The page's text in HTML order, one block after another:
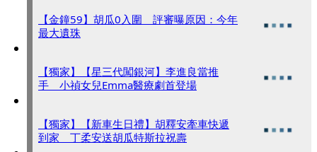
【金鐘59】胡瓜0入圍 評審曝原因：今年
最大遺珠
【獨家】【星三代闖銀河】李進良當推
手 小禎女兒Emma醫療劇首登場
【獨家】【新車生日禮】胡釋安牽車快遞
到家 丁柔安送胡瓜特斯拉祝壽